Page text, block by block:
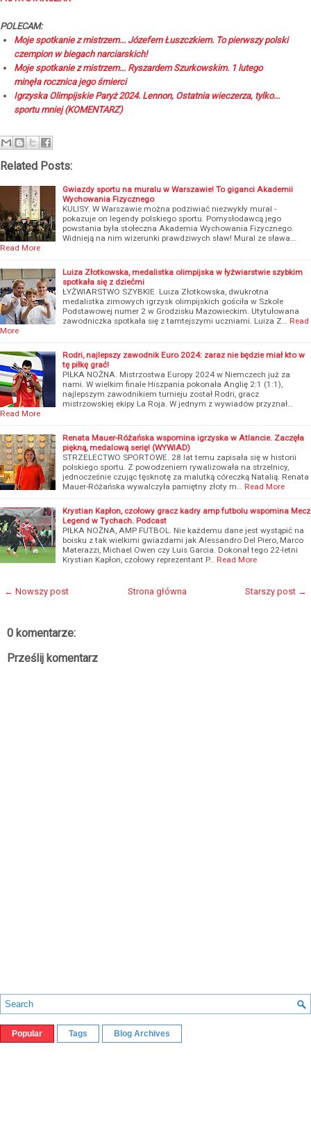
POLECAM:
Moje spotkanie z mistrzem... Józefem Łuszczkiem. To pierwszy polski
czempion w biegach narciarskich!
Moje spotkanie z mistrzem... Ryszardem Szurkowskim. 1 lutego
minęła rocznica jego śmierci
Igrzyska Olimpijskie Paryż 2024. Lennon, Ostatnia wieczerza, tylko...
sportu mniej (KOMENTARZ)
Related Posts:
Gwiazdy sportu na muralu w Warszawie! To giganci Akademii
Wychowania Fizycznego
KULISY. W Warszawie można podziwiać niezwykły mural -
pokazuje on legendy polskiego sportu. Pomysłodawcą jego
powstania była stołeczna Akademia Wychowania Fizycznego.
Widnieją na nim wizerunki prawdziwych sław! Mural ze sława…
Read More
Luiza Złotkowska, medalistka olimpijska w łyżwiarstwie szybkim
spotkała się z dziećmi
ŁYŻWIARSTWO SZYBKIE. Luiza Złotkowska, dwukrotna
medalistka zimowych igrzysk olimpijskich gościła w Szkole
Podstawowej numer 2 w Grodzisku Mazowieckim. Utytułowana
zawodniczka spotkała się z tamtejszymi uczniami. Luiza Z…
Read
More
Rodri, najlepszy zawodnik Euro 2024: zaraz nie będzie miał kto w
tę piłkę grać!
PIŁKA NOŻNA. Mistrzostwa Europy 2024 w Niemczech już za
nami. W wielkim finale Hiszpania pokonała Anglię 2:1 (1:1),
najlepszym zawodnikiem turnieju został Rodri, gracz
mistrzowskiej ekipy La Roja. W jednym z wywiadów przyznał…
Read More
Renata Mauer-Różańska wspomina igrzyska w Atlancie. Zaczęła
piękną, medalową serię! (WYWIAD)
STRZELECTWO SPORTOWE. 28 lat temu zapisała się w historii
polskiego sportu. Z powodzeniem rywalizowała na strzelnicy,
jednocześnie czując tęsknotę za malutką córeczką Natalią. Renata
Mauer-Różańska wywalczyła pamiętny złoty m…
Read More
Krystian Kapłon, czołowy gracz kadry amp futbolu wspomina Mecz
Legend w Tychach. Podcast
PIŁKA NOŻNA, AMP FUTBOL. Nie każdemu dane jest wystąpić na
boisku z tak wielkimi gwiazdami jak Alessandro Del Piero, Marco
Materazzi, Michael Owen czy Luis Garcia. Dokonał tego 22-letni
Krystian Kapłon, czołowy reprezentant P…
Read More
← Nowszy post Starszy post →
Strona główna
0 komentarze:
Prześlij komentarz
Popular Tags Blog Archives